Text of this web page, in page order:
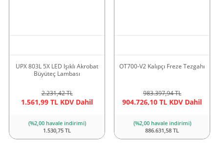
UPX 803L 5X LED Işıklı Akrobat
Büyüteç Lambası
2.231,42 TL
1.561,99 TL KDV Dahil
(%2,00 havale indirimi)
1.530,75 TL
OT700-V2 Kalıpçı Freze Tezgahı
983.397,94 TL
904.726,10 TL KDV Dahil
(%2,00 havale indirimi)
886.631,58 TL